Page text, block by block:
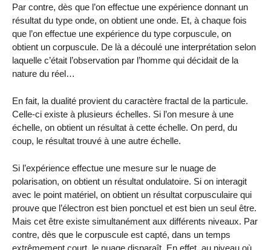
Par contre, dès que l’on effectue une expérience donnant un
résultat du type onde, on obtient une onde. Et, à chaque fois
que l’on effectue une expérience du type corpuscule, on
obtient un corpuscule. De là a découlé une interprétation selon
laquelle c’était l’observation par l’homme qui décidait de la
nature du réel…
En fait, la dualité provient du caractère fractal de la particule.
Celle-ci existe à plusieurs échelles. Si l’on mesure à une
échelle, on obtient un résultat à cette échelle. On perd, du
coup, le résultat trouvé à une autre échelle.
Si l’expérience effectue une mesure sur le nuage de
polarisation, on obtient un résultat ondulatoire. Si on interagit
avec le point matériel, on obtient un résultat corpusculaire qui
prouve que l’électron est bien ponctuel et est bien un seul être.
Mais cet être existe simultanément aux différents niveaux. Par
contre, dès que le corpuscule est capté, dans un temps
extrêmement court, le nuage disparaît. En effet, au niveau où